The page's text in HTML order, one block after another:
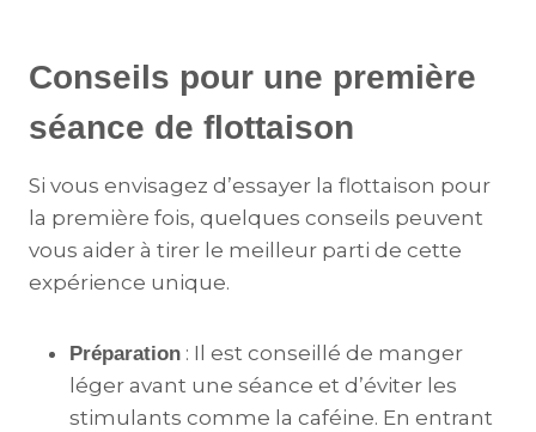
Conseils pour une première
séance de flottaison
Si vous envisagez d’essayer la flottaison pour
la première fois, quelques conseils peuvent
vous aider à tirer le meilleur parti de cette
expérience unique.
Préparation : Il est conseillé de manger
léger avant une séance et d’éviter les
stimulants comme la caféine. En entrant